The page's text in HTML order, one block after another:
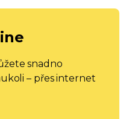
snadno
– přes internet